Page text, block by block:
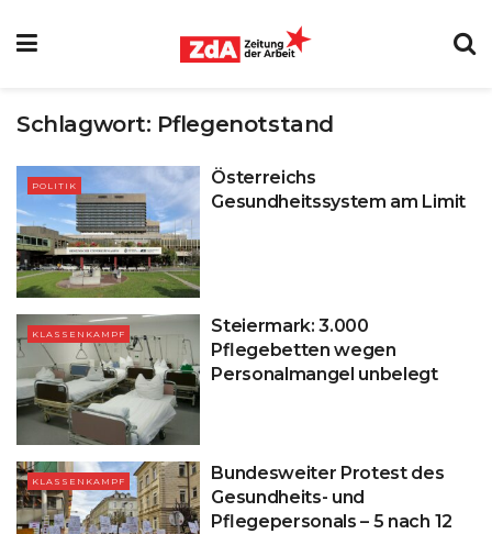
Schlagwort: Pflegenotstand
POLITIK
Österreichs
Gesundheitssystem am Limit
KLASSENKAMPF
Steiermark: 3.000
Pflegebetten wegen
Personalmangel unbelegt
KLASSENKAMPF
Bundesweiter Protest des
Gesundheits- und
Pflegepersonals – 5 nach 12